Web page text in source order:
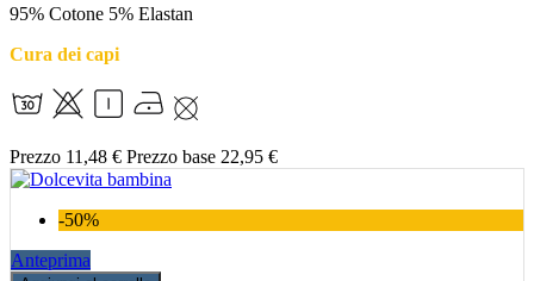
95% Cotone 5% Elastan
Cura dei capi
Prezzo 11,48 € Prezzo base 22,95 €
-50%
Anteprima